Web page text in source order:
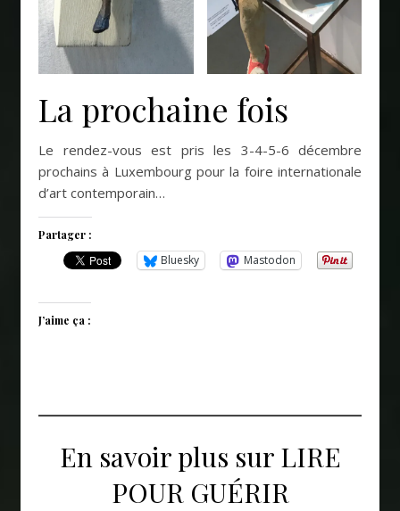
La prochaine fois
Le rendez-vous est pris les 3-4-5-6 décembre
prochains à Luxembourg pour la foire internationale
d’art contemporain…
Partager :
Bluesky Mastodon
J’aime ça :
En savoir plus sur LIRE
POUR GUÉRIR